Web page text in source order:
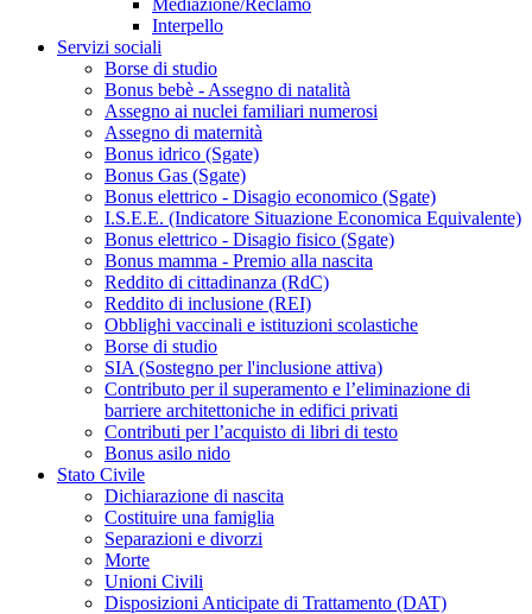
Interpello
Servizi sociali
Borse di studio
Bonus bebè - Assegno di natalità
Assegno ai nuclei familiari numerosi
Assegno di maternità
Bonus idrico (Sgate)
Bonus Gas (Sgate)
Bonus elettrico - Disagio economico (Sgate)
I.S.E.E. (Indicatore Situazione Economica Equivalente)
Bonus elettrico - Disagio fisico (Sgate)
Bonus mamma - Premio alla nascita
Reddito di cittadinanza (RdC)
Reddito di inclusione (REI)
Obblighi vaccinali e istituzioni scolastiche
Borse di studio
SIA (Sostegno per l'inclusione attiva)
Contributo per il superamento e l’eliminazione di
barriere architettoniche in edifici privati
Contributi per l’acquisto di libri di testo
Bonus asilo nido
Stato Civile
Dichiarazione di nascita
Costituire una famiglia
Separazioni e divorzi
Morte
Unioni Civili
Disposizioni Anticipate di Trattamento (DAT)